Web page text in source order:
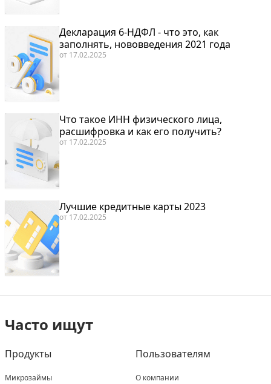
Декларация 6-НДФЛ - что это, как
заполнять, нововведения 2021 года
от 17.02.2025
Что такое ИНН физического лица,
расшифровка и как его получить?
от 17.02.2025
Лучшие кредитные карты 2023
от 17.02.2025
Часто ищут
Продукты
Микрозаймы
Пользователям
О компании